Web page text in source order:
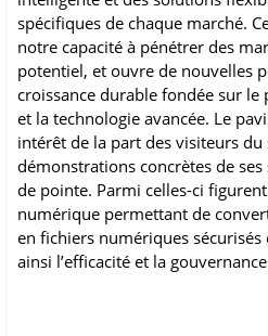
spécifiques de chaque marché.
notre capacité à pénétrer des
potentiel, et ouvre de nouvelles
croissance durable fondée sur
et la technologie avancée. Le
intérêt de la part des visiteurs du
démonstrations concrètes de
de pointe. Parmi celles-ci
numérique permettant de
en fichiers numériques
ainsi l’efficacité et la